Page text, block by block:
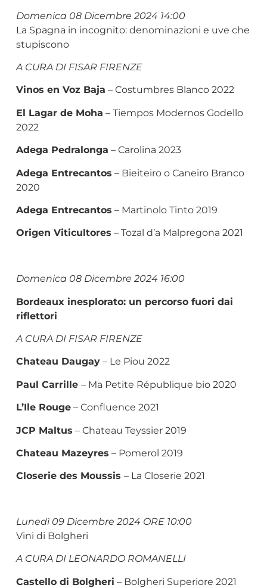
Domenica 08 Dicembre 2024 14:00
La Spagna in incognito: denominazioni e uve che
stupiscono
A CURA DI FISAR FIRENZE
Vinos en Voz Baja – Costumbres Blanco 2022
El Lagar de Moha – Tiempos Modernos Godello
2022
Adega Pedralonga – Carolina 2023
Adega Entrecantos – Bieiteiro o Caneiro Branco
2020
Adega Entrecantos – Martinolo Tinto 2019
Origen Viticultores – Tozal d’a Malpregona 2021
Domenica 08 Dicembre 2024 16:00
Bordeaux inesplorato: un percorso fuori dai
riflettori
A CURA DI FISAR FIRENZE
Chateau Daugay– Le Piou 2022
Paul Carrille – Ma Petite République bio 2020
L’Ile Rouge– Confluence 2021
JCP Maltus – Chateau Teyssier 2019
Chateau Mazeyres – Pomerol 2019
Closerie des Moussis – La Closerie 2021
Lunedì 09 Dicembre 2024 ORE 10:00
Vini di Bolgheri
A CURA DI LEONARDO ROMANELLI
Castello di Bolgheri – Bolgheri Superiore 2021